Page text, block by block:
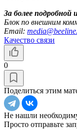
За более
Блок по внешним
Email:
Качество связи
0
Поделиться этим
Не нашли
Просто отправьте